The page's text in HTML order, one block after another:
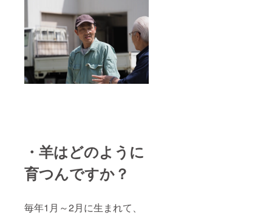
・羊はどのように
育つんですか？
毎年1月～2月に生まれて、